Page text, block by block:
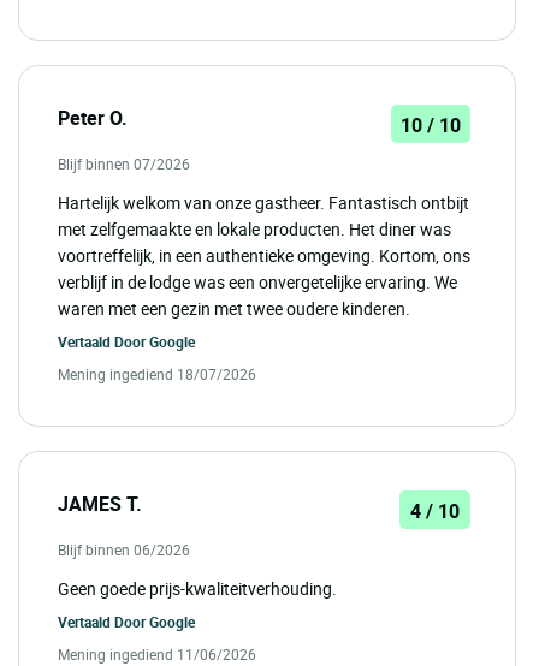
Peter O. 10 / 10
Blijf binnen 07/2026
Hartelijk welkom van onze gastheer. Fantastisch ontbijt
met zelfgemaakte en lokale producten. Het diner was
voortreffelijk, in een authentieke omgeving. Kortom, ons
verblijf in de lodge was een onvergetelijke ervaring. We
waren met een gezin met twee oudere kinderen.
Vertaald DoorGoogle
Mening ingediend 18/07/2026
JAMES T. 4 / 10
Blijf binnen 06/2026
Geen goede prijs-kwaliteitverhouding.
Vertaald DoorGoogle
Mening ingediend 11/06/2026